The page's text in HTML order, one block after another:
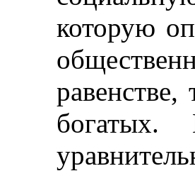
которую
богатых.